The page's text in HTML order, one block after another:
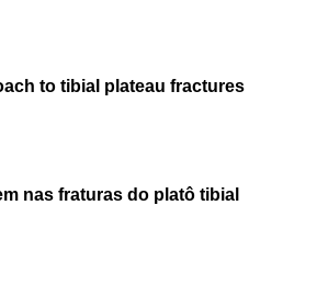
to tibial plateau fractures
nas fraturas do platô tibial